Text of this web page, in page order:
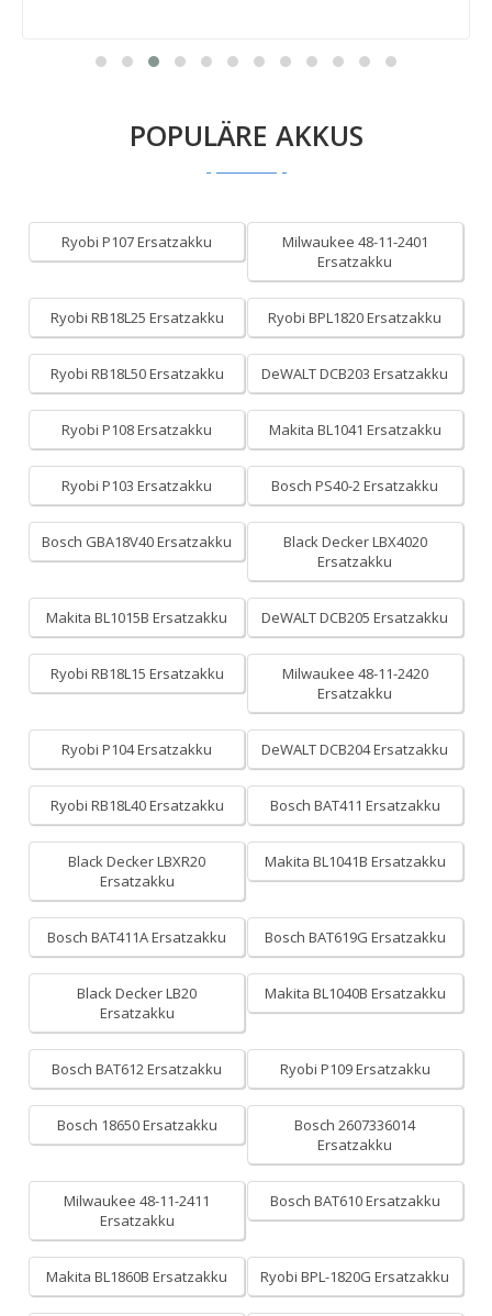
POPULÄRE AKKUS
Ryobi P107 Ersatzakku
Milwaukee 48-11-2401
Ersatzakku
Ryobi RB18L25 Ersatzakku Ryobi BPL1820 Ersatzakku
Ryobi RB18L50 Ersatzakku DeWALT DCB203 Ersatzakku
Ryobi P108 Ersatzakku Makita BL1041 Ersatzakku
Ryobi P103 Ersatzakku Bosch PS40-2 Ersatzakku
Bosch GBA18V40 Ersatzakku
Black Decker LBX4020
Ersatzakku
Makita BL1015B Ersatzakku DeWALT DCB205 Ersatzakku
Ryobi RB18L15 Ersatzakku
Milwaukee 48-11-2420
Ersatzakku
Ryobi P104 Ersatzakku DeWALT DCB204 Ersatzakku
Ryobi RB18L40 Ersatzakku Bosch BAT411 Ersatzakku
Black Decker LBXR20
Ersatzakku
Makita BL1041B Ersatzakku
Bosch BAT411A Ersatzakku Bosch BAT619G Ersatzakku
Black Decker LB20
Ersatzakku
Makita BL1040B Ersatzakku
Bosch BAT612 Ersatzakku Ryobi P109 Ersatzakku
Bosch 18650 Ersatzakku
Bosch 2607336014
Ersatzakku
Milwaukee 48-11-2411
Ersatzakku
Bosch BAT610 Ersatzakku
Makita BL1860B Ersatzakku Ryobi BPL-1820G Ersatzakku